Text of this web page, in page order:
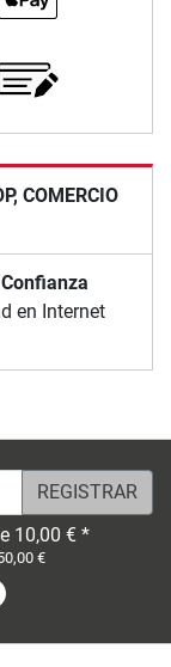
COMERCIO
Confianza
en Internet
10,00 € *
€